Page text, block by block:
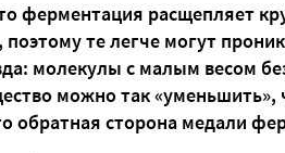
ферментация расщепляет
те легче могут
молекулы с малым весом
можно так
обратная сторона медали